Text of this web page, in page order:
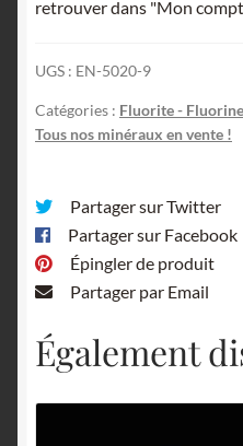
Hunan,
retrouver dans "Mon
UGS : EN-5020-9
Catégories : Fluorite -
Tous nos minéraux en vente !
Partager sur Twitter
Partager sur Facebook
Épingler de produit
Partager par Email
Également